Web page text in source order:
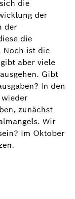
die
der
der
die
Noch ist die
aber viele
Gibt
In den
zunächst
Wir
Im Oktober